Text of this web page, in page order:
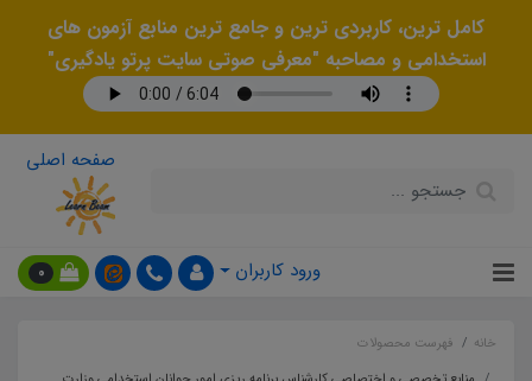
کامل ترین، کاربردی ترین و جامع ترین منابع آزمون های
استخدامی و مصاحبه "معرفی صوتی سایت پرتو یادگیری"
صفحه اصلی
ورود کاربران 0
خانه
فهرست محصولات